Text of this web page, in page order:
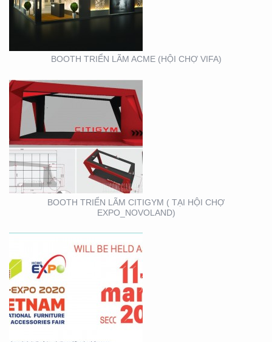
BOOTH TRIỂN LÃM ACME (HỘI CHỢ VIFA)
EXPO_NOVOLAND)
BOOTH TRIỂN LÃM CITIGYM ( TẠI HỘI CHỢ
EXPO_NOVOLAND)
VIFA EXPO 2020 – TƯ
VẤN THIẾT KẾ THI
CÔNG GIAN HÀNG
TRIỂN LÃM
BOOTH KIM NGƯU
(TARUJO) – TRIỂN
LÃMVIỆT BUILD 12-2019